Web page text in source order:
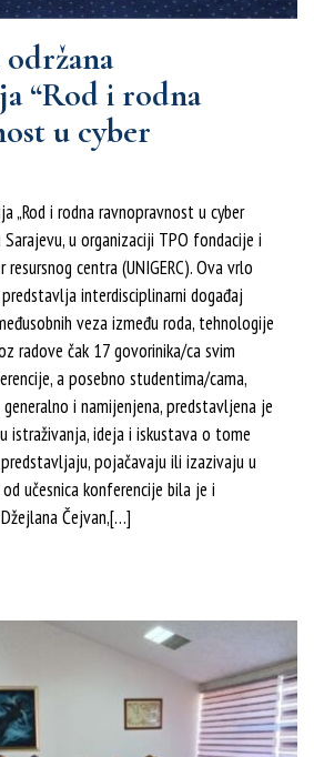
“Rod i rodna
u cyber
„Rod i rodna ravnopravnost u cyber
u organizaciji TPO fondacije i
centra (UNIGERC). Ova vrlo
interdisciplinarni događaj
veza između roda, tehnologije
radove čak 17 govorinika/ca svim
a posebno studentima/cama,
i namijenjena, predstavljena je
istraživanja, ideja i iskustava o tome
pojačavaju ili izazivaju u
učesnica konferencije bila je i
Čejvan,[…]